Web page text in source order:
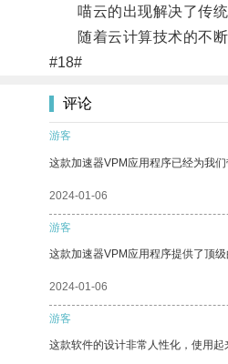
喵云的出现解决了传统
随着云计算技术的不断
#18#
评论
游客
这款加速器VPM应用程序已经为我
2024-01-06
游客
这款加速器VPM应用程序提供了顶级
2024-01-06
游客
这款软件的设计非常人性化，使用起